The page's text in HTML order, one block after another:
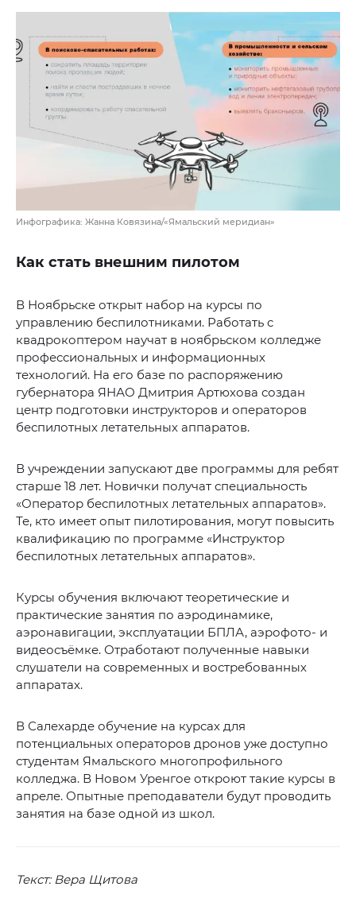
Инфографика: Жанна Ковязина/«Ямальский меридиан»
Как стать внешним пилотом
В Ноябрьске открыт набор на курсы по
управлению беспилотниками. Работать с
квадрокоптером научат в ноябрьском колледже
профессиональных и информационных
технологий. На его базе по распоряжению
губернатора ЯНАО Дмитрия Артюхова создан
центр подготовки инструкторов и операторов
беспилотных летательных аппаратов.
В учреждении запускают две программы для ребят
старше 18 лет. Новички получат специальность
«Оператор беспилотных летательных аппаратов».
Те, кто имеет опыт пилотирования, могут повысить
квалификацию по программе «Инструктор
беспилотных летательных аппаратов».
Курсы обучения включают теоретические и
практические занятия по аэродинамике,
аэронавигации, эксплуатации БПЛА, аэрофото- и
видеосъёмке. Отработают полученные навыки
слушатели на современных и востребованных
аппаратах.
В Салехарде обучение на курсах для
потенциальных операторов дронов уже доступно
студентам Ямальского многопрофильного
колледжа. В Новом Уренгое откроют такие курсы в
апреле. Опытные преподаватели будут проводить
занятия на базе одной из школ.
Текст: Вера Щитова